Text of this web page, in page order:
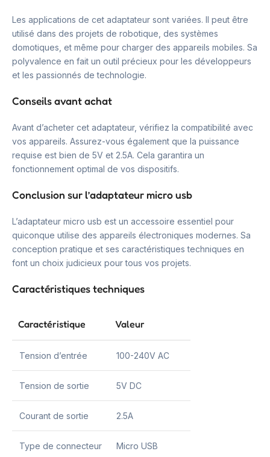
Les applications de cet adaptateur sont variées. Il peut être
utilisé dans des projets de robotique, des systèmes
domotiques, et même pour charger des appareils mobiles. Sa
polyvalence en fait un outil précieux pour les développeurs
et les passionnés de technologie.
Conseils avant achat
Avant d’acheter cet adaptateur, vérifiez la compatibilité avec
vos appareils. Assurez-vous également que la puissance
requise est bien de 5V et 2.5A. Cela garantira un
fonctionnement optimal de vos dispositifs.
Conclusion sur l’adaptateur micro usb
L’adaptateur micro usb est un accessoire essentiel pour
quiconque utilise des appareils électroniques modernes. Sa
conception pratique et ses caractéristiques techniques en
font un choix judicieux pour tous vos projets.
Caractéristiques techniques
Caractéristique Valeur
Tension d’entrée 100-240V AC
Tension de sortie 5V DC
Courant de sortie 2.5A
Type de connecteur Micro USB